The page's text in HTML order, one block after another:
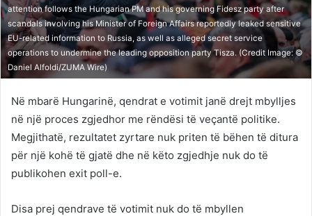
attention follows the Hungarian PM and his governing Fidesz party after
scandals involving his Minister of Foreign Affairs reportedly leaked sensitive
EU-related information to Russia, as well as alleged secret service
operations to undermine the leading opposition party Tisza. (Credit Image: ©
Daniel Alfoldi/ZUMA Wire)
Në mbarë Hungarinë, qendrat e votimit janë drejt mbylljes
në një proces zgjedhor me rëndësi të veçantë politike.
Megjithatë, rezultatet zyrtare nuk priten të bëhen të ditura
për një kohë të gjatë dhe në këto zgjedhje nuk do të
publikohen exit poll-e.
Disa prej qendrave të votimit nuk do të mbyllen